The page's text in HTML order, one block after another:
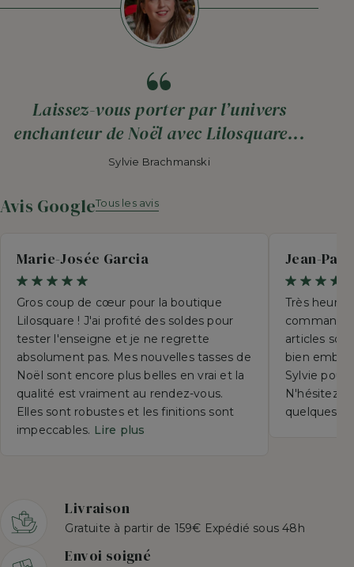
Laissez-vous porter par l’univers
enchanteur de Noël avec Lilosquare...
Sylvie Brachmanski
Avis GoogleTous les avis
Marie-Josée Garcia
Gros coup de cœur pour la boutique
Lilosquare ! J'ai profité des soldes pour
tester l'enseigne et je ne regrette
absolument pas. Mes nouvelles tasses de
Noël sont encore plus belles en vrai et la
qualité est vraiment au rendez-vous.
Elles sont robustes et les finitions sont
impeccables. Lire plus
Jean-
Très
commande
articles
bien
Sylvie pour
N'hésitez
quelques
Livraison
Gratuite à partir de 159€ Expédié sous 48h
Envoi soigné